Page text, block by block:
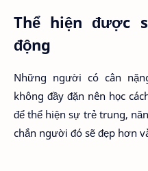
Thể hiện được
động
Những người có cân
không đầy đặn nên học
để thể hiện sự trẻ trung,
chắn người đó sẽ đẹp hơn